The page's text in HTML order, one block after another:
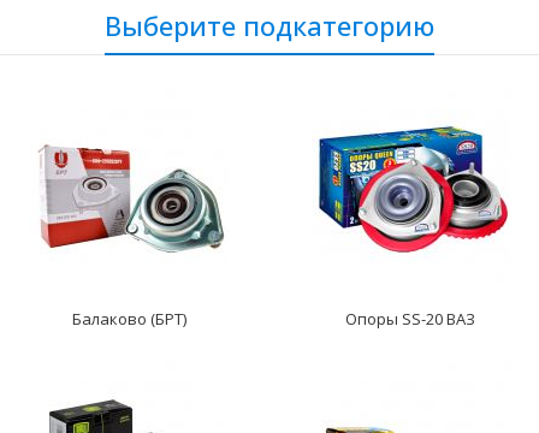
Выберите подкатегорию
Балаково (БРТ) Опоры SS-20 ВАЗ